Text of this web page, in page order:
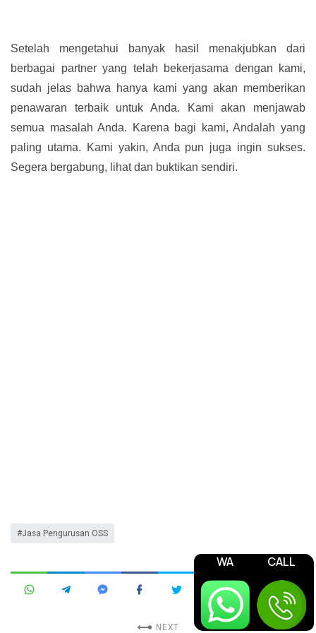
Setelah mengetahui banyak hasil menakjubkan dari
berbagai partner yang telah bekerjasama dengan kami,
sudah jelas bahwa hanya kami yang akan memberikan
penawaran terbaik untuk Anda. Kami akan menjawab
semua masalah Anda. Karena bagi kami, Andalah yang
paling utama. Kami yakin, Anda pun juga ingin sukses.
Segera bergabung, lihat dan buktikan sendiri.
Jasa Pengurusan OSS
NEXT
WA CALL